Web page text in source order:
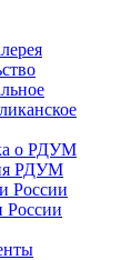
о РДУМ
РДУМ
России
России